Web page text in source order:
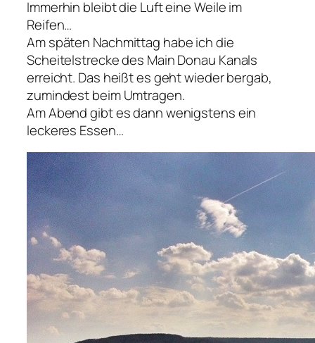
Immerhin bleibt die Luft eine Weile im
Reifen…
Am späten Nachmittag habe ich die
Scheitelstrecke des Main Donau Kanals
erreicht. Das heißt es geht wieder bergab,
zumindest beim Umtragen.
Am Abend gibt es dann wenigstens ein
leckeres Essen…